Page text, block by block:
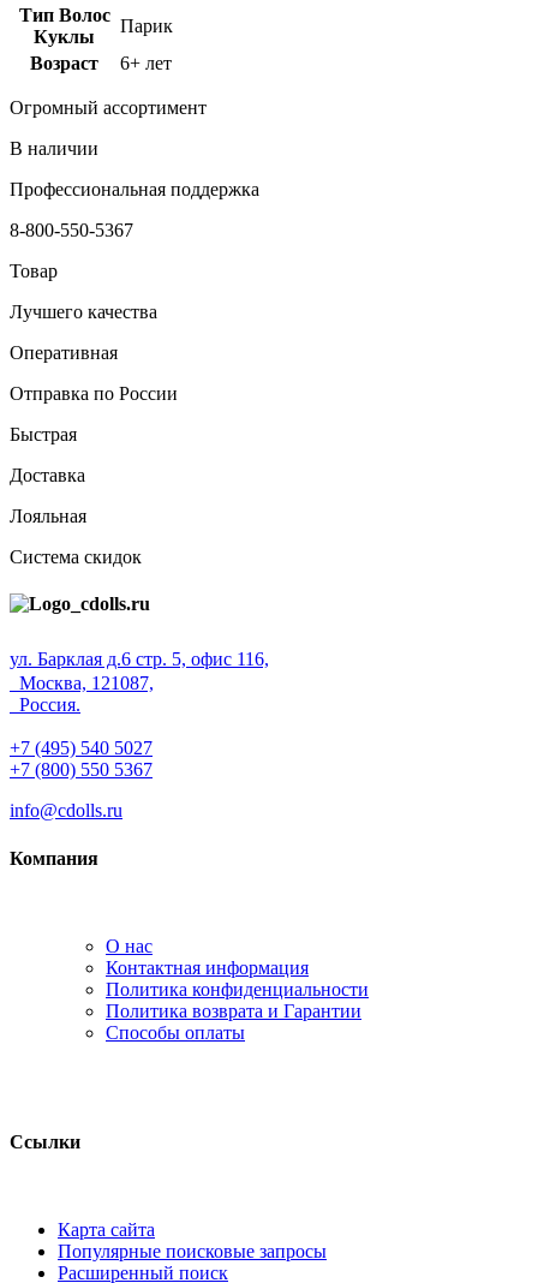
Тип Волос
Куклы
Парик
Возраст
6+ лет
Огромный ассортимент
В наличии
Профессиональная поддержка
8-800-550-5367
Товар
Лучшего качества
Оперативная
Отправка по России
Быстрая
Доставка
Лояльная
Система скидок
ул. Барклая д.6 стр. 5, офис 116,
Москва, 121087,
Россия.
+7 (495) 540 5027
+7 (800) 550 5367
info@cdolls.ru
Компания
О нас
Контактная информация
Политика конфиденциальности
Политика возврата и Гарантии
Способы оплаты
Ссылки
Карта сайта
Популярные поисковые запросы
Расширенный поиск